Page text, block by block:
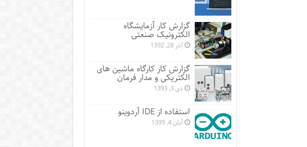
گزارش کار آزمایشگاه
الکترونیک صنعتی
آذر 28, 1392
گزارش کار کارگاه ماشین های
الکتریکی و مدار فرمان
دی 3, 1393
استفاده از IDE آردوینو
آبان 4, 1399